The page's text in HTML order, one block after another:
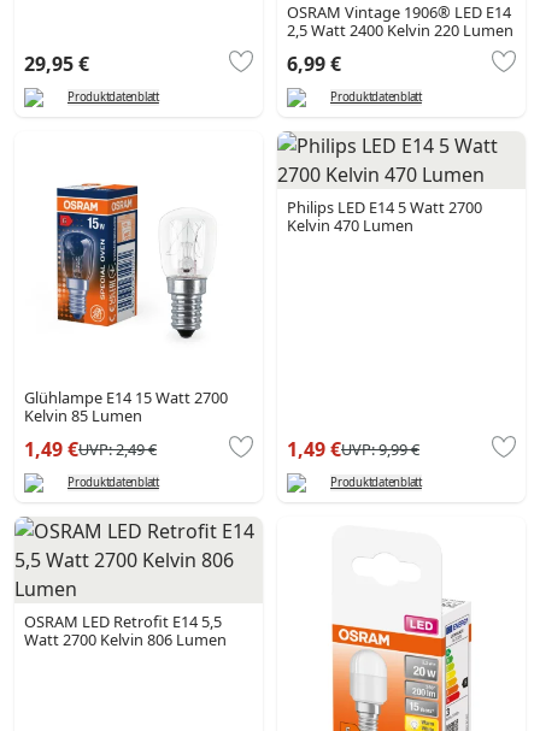
29,95 €
Produktdatenblatt
OSRAM Vintage 1906® LED E14
2,5 Watt 2400 Kelvin 220 Lumen
6,99 €
Produktdatenblatt
Glühlampe E14 15 Watt 2700
Kelvin 85 Lumen
1,49 €UVP:2,49 €
Produktdatenblatt
Philips LED E14 5 Watt 2700
Kelvin 470 Lumen
1,49 €UVP:9,99 €
Produktdatenblatt
OSRAM LED Retrofit E14 5,5
Watt 2700 Kelvin 806 Lumen